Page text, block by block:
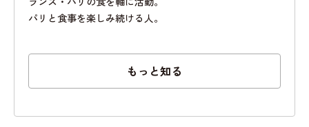
パリと食事を楽しみ続ける人。
もっと知る